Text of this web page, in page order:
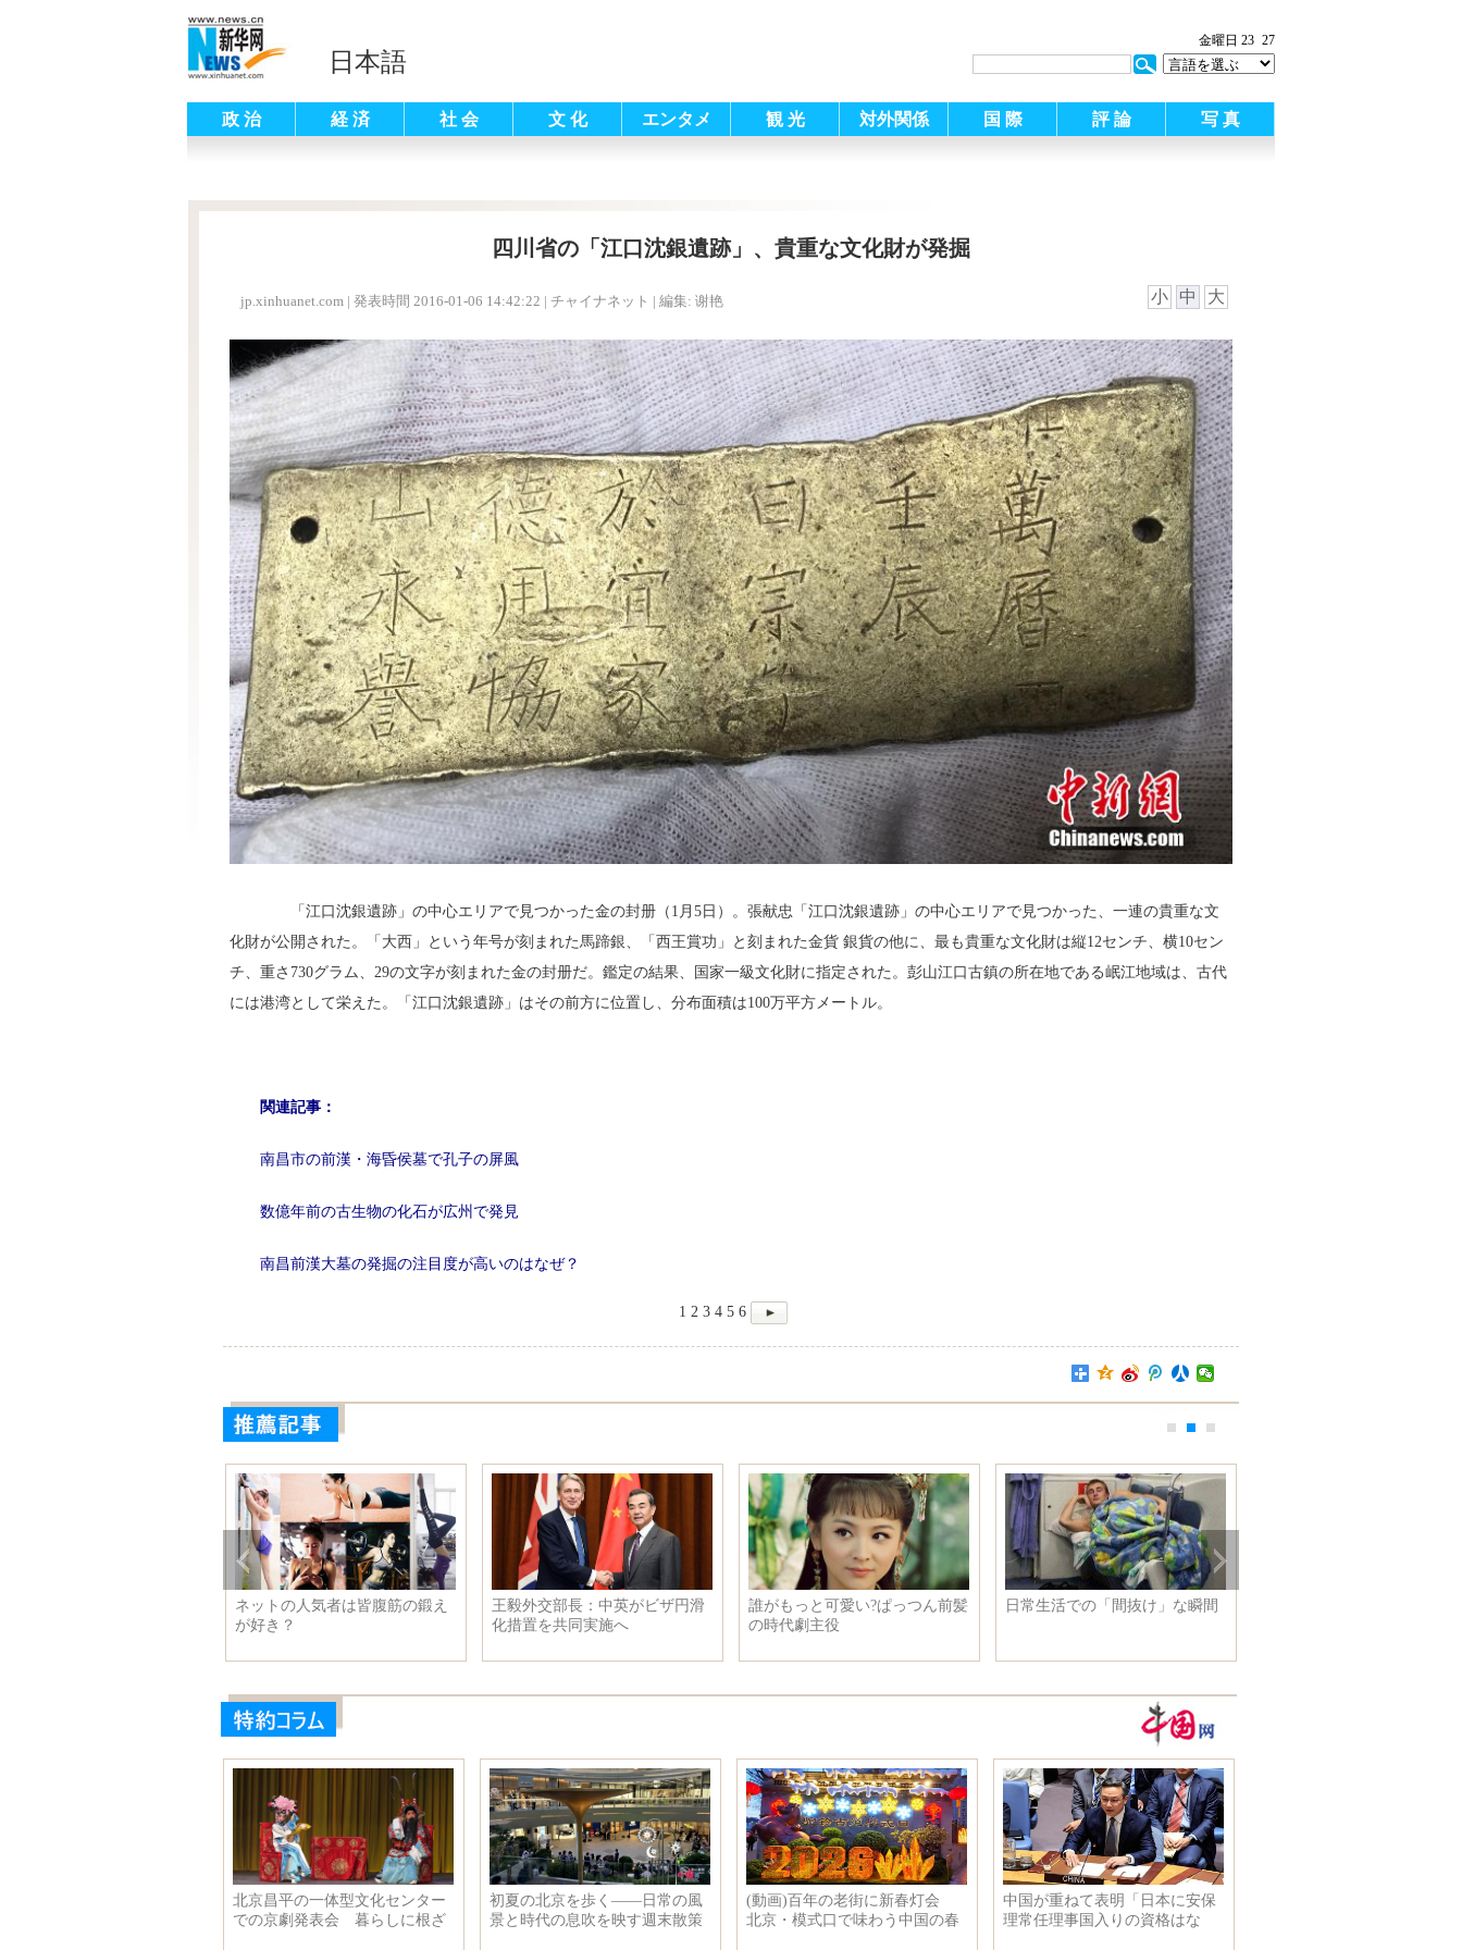
日本語
金曜日 23 27
政 治 経 済 社 会 文 化 エンタメ 観 光 対外関係 国 際 評 論 写 真
四川省の「江口沈銀遺跡」、貴重な文化財が発掘
jp.xinhuanet.com | 発表時間 2016-01-06 14:42:22 | チャイナネット | 編集: 谢艳 小 中 大
「江口沈銀遺跡」の中心エリアで見つかった金の封册（1月5日）。張献忠「江口沈銀遺跡」の中心エリアで見つかった、一連の貴重な文
化財が公開された。「大西」という年号が刻まれた馬蹄銀、「西王賞功」と刻まれた金貨 銀貨の他に、最も貴重な文化財は縦12センチ、横10セン
チ、重さ730グラム、29の文字が刻まれた金の封册だ。鑑定の結果、国家一級文化財に指定された。彭山江口古鎮の所在地である岷江地域は、古代
には港湾として栄えた。「江口沈銀遺跡」はその前方に位置し、分布面積は100万平方メートル。
関連記事：
南昌市の前漢・海昏侯墓で孔子の屏風
数億年前の古生物の化石が広州で発見
南昌前漢大墓の発掘の注目度が高いのはなぜ？
1 2 3 4 5 6
女優の素顔が「おばさん」のよ
うに、謝娜、楊冪など
朝鮮の民衆、新年を祝う
50頭近くの東北トラ、シベリア
ヒョウが中露「二重国籍」を持
2015年のホワイトハウスの一番